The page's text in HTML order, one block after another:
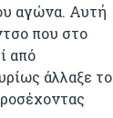
αγώνα. Αυτή
που στο
από
άλλαξε το